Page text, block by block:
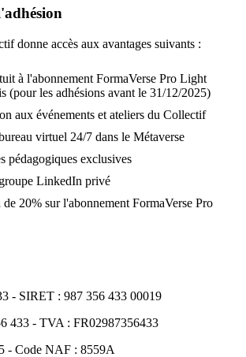
donne accès aux avantages suivants :
à l'abonnement FormaVerse Pro Light
(pour les adhésions avant le 31/12/2025)
aux événements et ateliers du Collectif
virtuel 24/7 dans le Métaverse
pédagogiques exclusives
LinkedIn privé
20% sur l'abonnement FormaVerse Pro
- SIRET : 987 356 433 00019
433 - TVA : FR02987356433
- Code NAF : 8559A